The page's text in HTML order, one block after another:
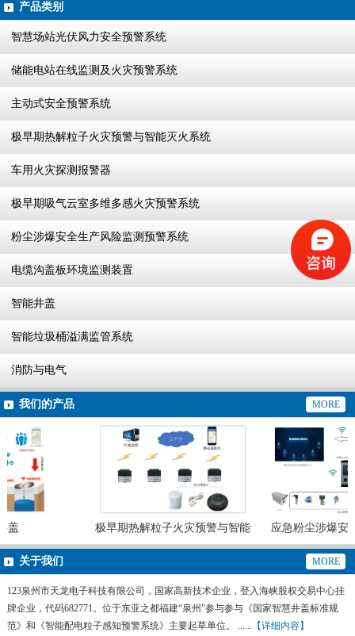
产品类别
智慧场站光伏风力安全预警系统
储能电站在线监测及火灾预警系统
主动式安全预警系统
极早期热解粒子火灾预警与智能灭火系统
车用火灾探测报警器
极早期吸气云室多维多感火灾预警系统
粉尘涉爆安全生产风险监测预警系统
电缆沟盖板环境监测装置
智能井盖
智能垃圾桶溢满监管系统
消防与电气
我们的产品 MORE
极早期热解粒子火灾预警与智能
灭火系统
应急粉尘涉爆安
预警系
关于我们
MORE
123泉州市天龙电子科技有限公司，国家高新技术企业，登入海峡股权交易中心挂
牌企业，代码682771。位于东亚之都福建“泉州”参与参与《国家智慧井盖标准规
范》和《智能配电粒子感知预警系统》主要起草单位。 ...... 【详细内容】